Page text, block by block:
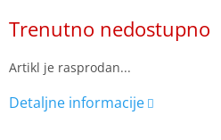
price:
Trenutno nedostupno